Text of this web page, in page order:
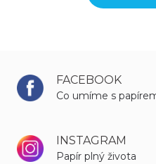
FACEBOOK
Co umíme s
INSTAGRAM
Papír plný života